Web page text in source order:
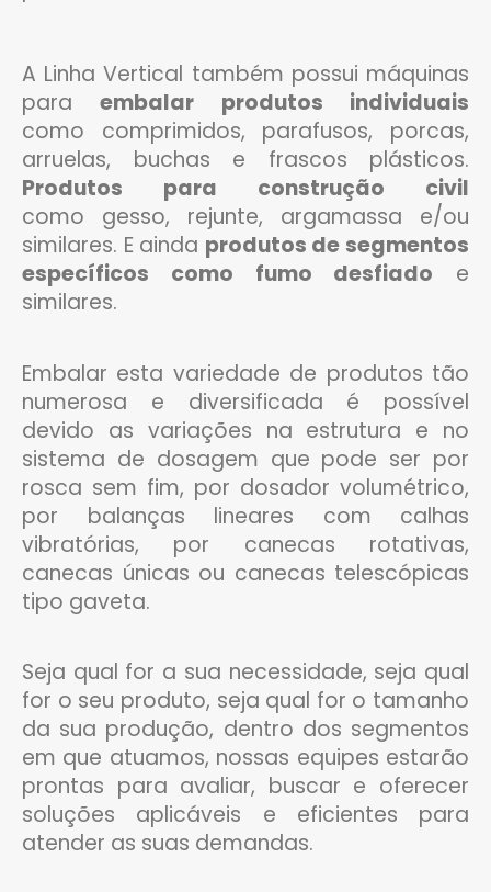
A Linha Vertical também possui máquinas
paraembalar produtos individuais
como comprimidos, parafusos, porcas,
arruelas, buchas e frascos plásticos.
Produtos para construção civil
como gesso, rejunte, argamassa e/ou
similares. E ainda produtos de segmentos
específicos como fumo desfiado e
similares.
Embalar esta variedade de produtos tão
numerosa e diversificada é possível
devido as variações na estrutura e no
sistema de dosagem que pode ser por
rosca sem fim, por dosador volumétrico,
por balanças lineares com calhas
vibratórias, por canecas rotativas,
canecas únicas ou canecas telescópicas
tipo gaveta.
Seja qual for a sua necessidade, seja qual
for o seu produto, seja qual for o tamanho
da sua produção, dentro dos segmentos
em que atuamos, nossas equipes estarão
prontas para avaliar, buscar e oferecer
soluções aplicáveis e eficientes para
atender as suas demandas.